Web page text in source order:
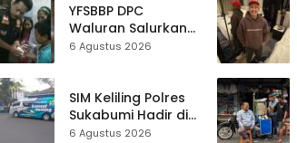
Pendapatan
Dibahas
YFSBBP DPC
Waluran Salurkan
Bantuan Sosial
Air Panas
6 Agustus 2026
SIM Keliling Polres
Sukabumi Hadir di
Kalapa Nunggal,
6 Agustus 2026